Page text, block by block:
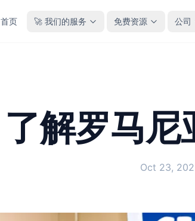
首页 🚀 我们的服务 免费资源 公司
了解罗马
Oct 23,